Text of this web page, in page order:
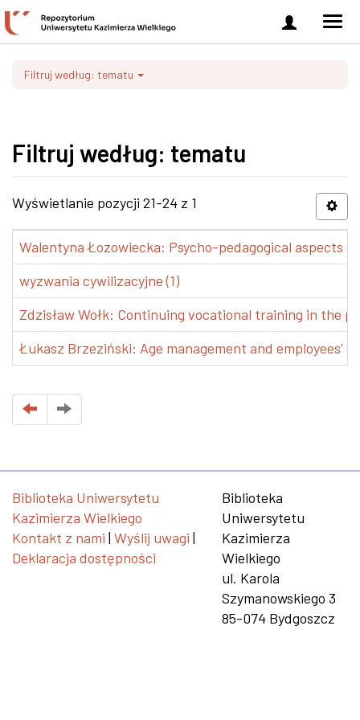
Zaloguj
się
Filtruj według: tematu
Filtruj według: tematu
Wyświetlanie pozycji 21-24 z 1
Walentyna Łozowiecka: Psycho-pedagogical aspects
wyzwania cywilizacyjne (1)
Zdzisław Wołk: Continuing vocational training in the
Łukasz Brzeziński: Age management and employees’
Biblioteka Uniwersytetu
Kazimierza Wielkiego
Kontakt z nami | Wyślij uwagi |
Deklaracja dostępności
Biblioteka
Uniwersytetu
Kazimierza
Wielkiego
ul. Karola
Szymanowskiego 3
85-074 Bydgoszcz